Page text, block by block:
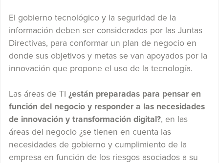
El gobierno tecnológico y la seguridad de la
información deben ser considerados por las Juntas
Directivas, para conformar un plan de negocio en
donde sus objetivos y metas se van apoyados por la
innovación que propone el uso de la tecnología.
Las áreas de TI ¿están preparadas para pensar en
función del negocio y responder a las necesidades
de innovación y transformación digital?, en las
áreas del negocio ¿se tienen en cuenta las
necesidades de gobierno y cumplimiento de la
empresa en función de los riesgos asociados a su